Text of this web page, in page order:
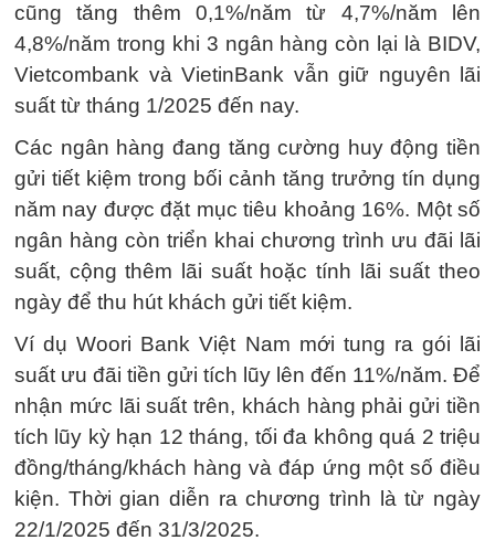
cũng tăng thêm 0,1%/năm từ 4,7%/năm lên
4,8%/năm trong khi 3 ngân hàng còn lại là BIDV,
Vietcombank và VietinBank vẫn giữ nguyên lãi
suất từ tháng 1/2025 đến nay.
Các ngân hàng đang tăng cường huy động tiền
gửi tiết kiệm trong bối cảnh tăng trưởng tín dụng
năm nay được đặt mục tiêu khoảng 16%. Một số
ngân hàng còn triển khai chương trình ưu đãi lãi
suất, cộng thêm lãi suất hoặc tính lãi suất theo
ngày để thu hút khách gửi tiết kiệm.
Ví dụ Woori Bank Việt Nam mới tung ra gói lãi
suất ưu đãi tiền gửi tích lũy lên đến 11%/năm. Để
nhận mức lãi suất trên, khách hàng phải gửi tiền
tích lũy kỳ hạn 12 tháng, tối đa không quá 2 triệu
đồng/tháng/khách hàng và đáp ứng một số điều
kiện. Thời gian diễn ra chương trình là từ ngày
22/1/2025 đến 31/3/2025.